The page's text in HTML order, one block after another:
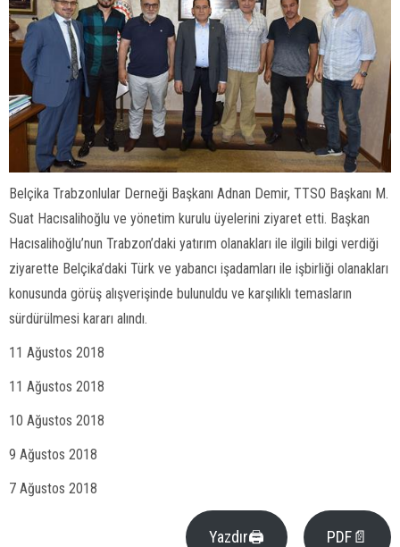
Belçika Trabzonlular Derneği Başkanı Adnan Demir, TTSO Başkanı M.
Suat Hacısalihoğlu ve yönetim kurulu üyelerini ziyaret etti. Başkan
Hacısalihoğlu’nun Trabzon’daki yatırım olanakları ile ilgili bilgi verdiği
ziyarette Belçika’daki Türk ve yabancı işadamları ile işbirliği olanakları
konusunda görüş alışverişinde bulunuldu ve karşılıklı temasların
sürdürülmesi kararı alındı.
11 Ağustos 2018
11 Ağustos 2018
10 Ağustos 2018
9 Ağustos 2018
7 Ağustos 2018
Yazdır🖨 PDF📄